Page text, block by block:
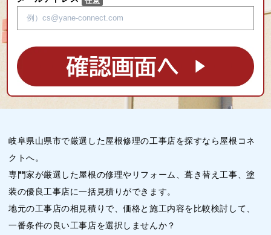
岐阜県山県市で厳選した屋根修理の工事店を探すなら屋根コネ
クトへ。
専門家が厳選した屋根の修理やリフォーム、葺き替え工事、塗
装の優良工事店に一括見積りができます。
地元の工事店の相見積りで、価格と施工内容を比較検討して、
一番条件の良い工事店を選択しませんか？